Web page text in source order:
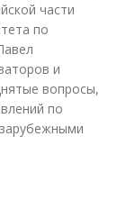
части
по
и
вопросы,
по